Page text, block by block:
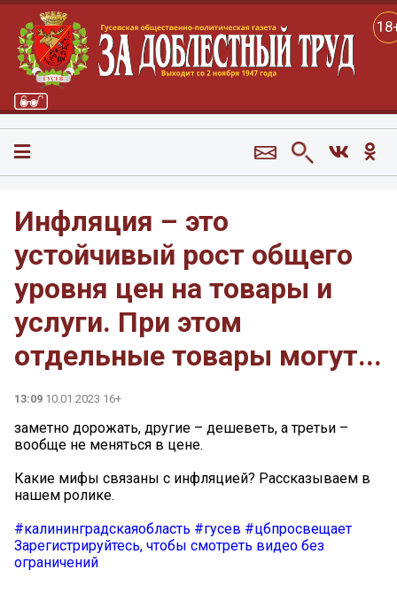
Инфляция – это
устойчивый рост общего
уровня цен на товары и
услуги. При этом
отдельные товары могут...
13:09 10.01.2023 16+
заметно дорожать, другие – дешеветь, а третьи –
вообще не меняться в цене.
Какие мифы связаны с инфляцией? Рассказываем в
нашем ролике.
#калининградскаяобласть #гусев #цбпросвещает
Зарегистрируйтесь, чтобы смотреть видео без
ограничений